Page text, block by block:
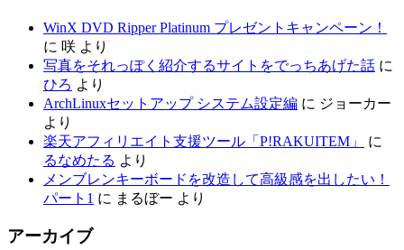
WinX DVD Ripper Platinum プレゼントキャンペーン！
に 咲 より
写真をそれっぽく紹介するサイトをでっちあげた話 に
ひろ より
ArchLinuxセットアップ システム設定編 に ジョーカー
より
楽天アフィリエイト支援ツール「P!RAKUITEM」
に
るなめたる より
メンブレンキーボードを改造して高級感を出したい！
パート1 に まるぼー より
アーカイブ